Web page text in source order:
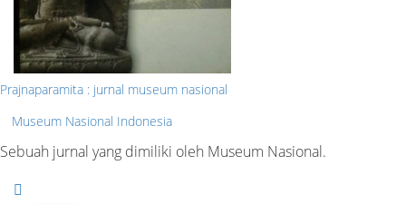
Prajnaparamita : jurnal museum nasional
Museum Nasional Indonesia
Sebuah jurnal yang dimiliki oleh Museum Nasional.